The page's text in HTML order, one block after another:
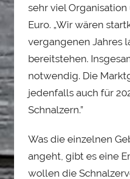
sehr viel
Euro. „Wir wären
vergangenen Jahres
bereitstehen.
notwendig. Die
jedenfalls auch für
Schnalzern.”
Was die einzelnen
angeht, gibt es eine
wollen die